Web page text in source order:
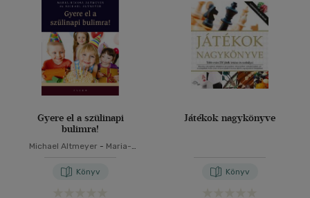
Gyere el a szülinapi
bulimra!
Michael Altmeyer - Maria-
Könyv
Játékok nagykönyve
Könyv